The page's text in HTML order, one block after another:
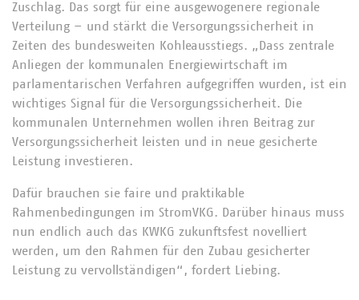
Zuschlag. Das sorgt für eine ausgewogenere regionale
Verteilung – und stärkt die Versorgungssicherheit in
Zeiten des bundesweiten Kohleausstiegs. „Dass zentrale
Anliegen der kommunalen Energiewirtschaft im
parlamentarischen Verfahren aufgegriffen wurden, ist ein
wichtiges Signal für die Versorgungssicherheit. Die
kommunalen Unternehmen wollen ihren Beitrag zur
Versorgungssicherheit leisten und in neue gesicherte
Leistung investieren.
Dafür brauchen sie faire und praktikable
Rahmenbedingungen im StromVKG. Darüber hinaus muss
nun endlich auch das KWKG zukunftsfest novelliert
werden, um den Rahmen für den Zubau gesicherter
Leistung zu vervollständigen“, fordert Liebing.